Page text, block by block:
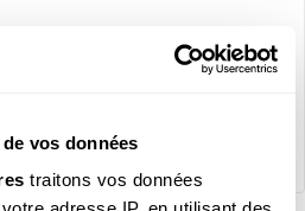
vos données
traitons vos données
23 cm - 376 g